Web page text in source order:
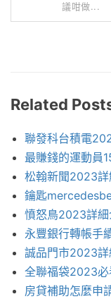
議咁做...
Related
聯發科台積電
最賺錢的運動員
松翰新聞2023詳
鑰匙
憤怒鳥2023詳細
永豐銀行轉帳手
誠品門市2023詳
全聯福袋2023必
房貸補助怎麼申